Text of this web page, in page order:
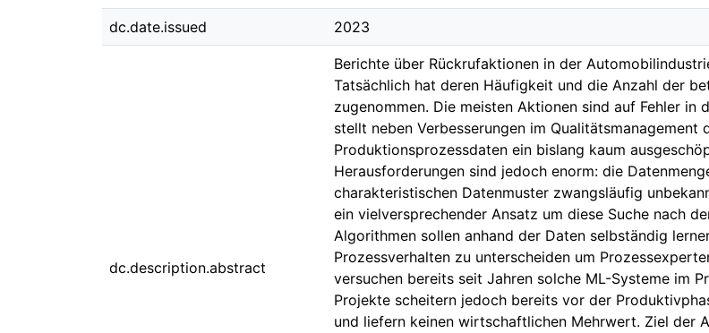
dc.date.issued 2023
dc.description.abstract
Berichte über Rückrufaktionen in der
Tatsächlich hat deren Häufigkeit und die Anzahl der
zugenommen. Die meisten Aktionen sind auf Fehler
stellt neben Verbesserungen im
Produktionsprozessdaten ein bislang kaum
Herausforderungen sind jedoch enorm: die
charakteristischen Datenmuster zwangsläufig
ein vielversprechender Ansatz um diese Suche nach
Algorithmen sollen anhand der Daten selbständig
Prozessverhalten zu unterscheiden um
versuchen bereits seit Jahren solche ML-Systeme im
Projekte scheitern jedoch bereits vor der
und liefern keinen wirtschaftlichen Mehrwert. Ziel der